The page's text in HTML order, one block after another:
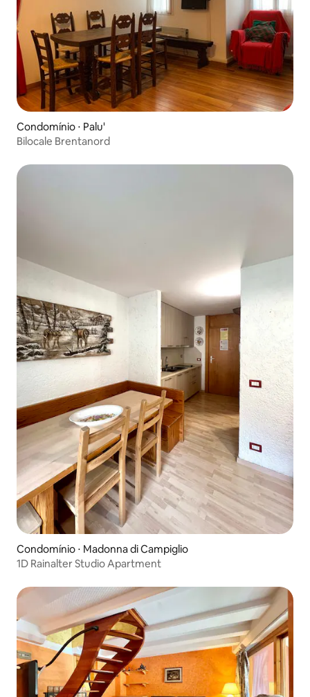
Condomínio ⋅ Palu'
Bilocale Brentanord
Condomínio ⋅ Madonna di Campiglio
1D Rainalter Studio Apartment